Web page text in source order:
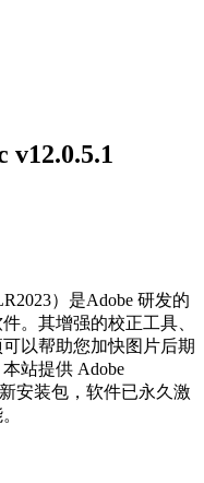
v12.0.5.1
）是Adobe 研发的
。其增强的校正工具、
以帮助您加快图片后期
站提供 Adobe
安装包，软件已永久激